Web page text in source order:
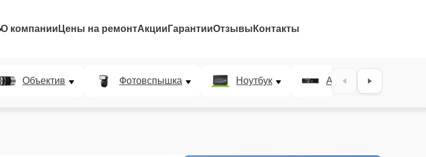
О компании Цены на ремонтАкции ГарантииОтзывы Контакты
Объектив Фотовспышка Ноутбук AV-ресивер